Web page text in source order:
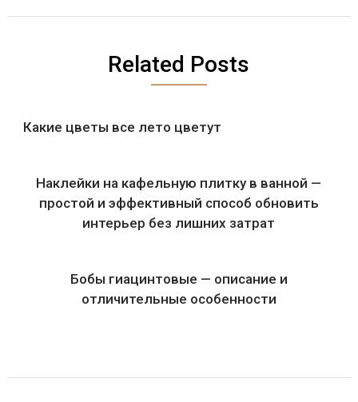
Related Posts
Какие цветы все лето цветут
Наклейки на кафельную плитку в ванной —
простой и эффективный способ обновить
интерьер без лишних затрат
Бобы гиацинтовые — описание и
отличительные особенности